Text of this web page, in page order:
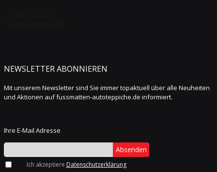
NEWSLETTER ABONNIEREN
Mit unserem Newsletter sind Sie immer topaktuell über alle Neuheiten
und Aktionen auf fussmatten-autoteppiche.de informiert.
Ihre E-Mail Adresse
Absenden
Ich akzeptiere Datenschutzerklärung